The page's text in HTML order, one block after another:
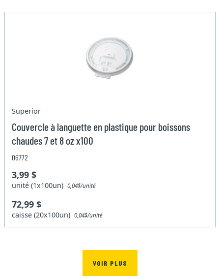
Superior
Couvercle à languette en plastique pour boissons
chaudes 7 et 8 oz x100
06772
3,99 $
unité (1x100un)0,04$/unité
72,99 $
caisse (20x100un)0,04$/unité
VOIR PLUS